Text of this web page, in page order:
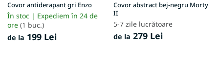
Covor antiderapant gri Enzo
În stoc | Expediem în 24 de
ore (1 buc.)
de la 199 Lei
Covor abstract bej-negru Morty
II
5-7 zile lucrătoare
de la 279 Lei